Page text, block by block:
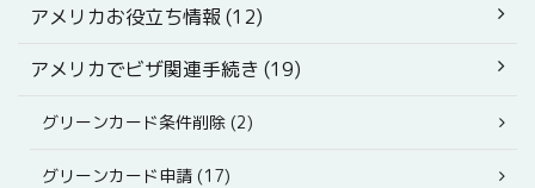
アメリカお役立ち情報 (12)
アメリカでビザ関連手続き (19)
グリーンカード条件削除 (2)
グリーンカード申請 (17)